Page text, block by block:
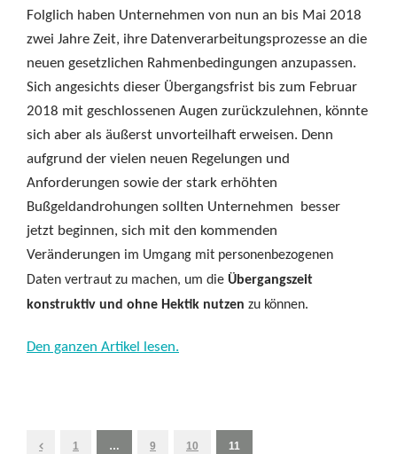
Folglich haben Unternehmen von nun an bis Mai 2018
zwei Jahre Zeit, ihre Datenverarbeitungsprozesse an die
neuen gesetzlichen Rahmenbedingungen anzupassen.
Sich angesichts dieser Übergangsfrist bis zum Februar
2018 mit geschlossenen Augen zurückzulehnen, könnte
sich aber als äußerst unvorteilhaft erweisen. Denn
aufgrund der vielen neuen Regelungen und
Anforderungen sowie der stark erhöhten
Bußgeldandrohungen sollten Unternehmen besser
jetzt beginnen, sich mit den kommenden
Veränderungen im Umgang mit personenbezogenen
Daten vertraut zu machen, um die Übergangszeit
konstruktiv und ohne Hektik nutzen zu können.
Den ganzen Artikel lesen.
1 … 9 10 11